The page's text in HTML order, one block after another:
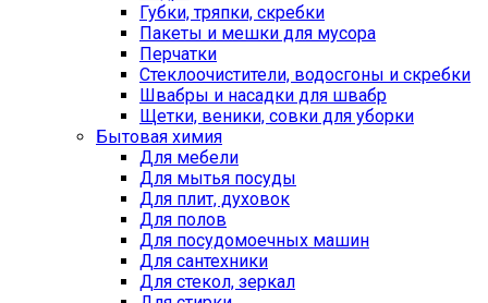
Губки, тряпки, скребки
Пакеты и мешки для мусора
Перчатки
Стеклоочистители, водосгоны и скребки
Швабры и насадки для швабр
Щетки, веники, совки для уборки
Бытовая химия
Для мебели
Для мытья посуды
Для плит, духовок
Для полов
Для посудомоечных машин
Для сантехники
Для стекол, зеркал